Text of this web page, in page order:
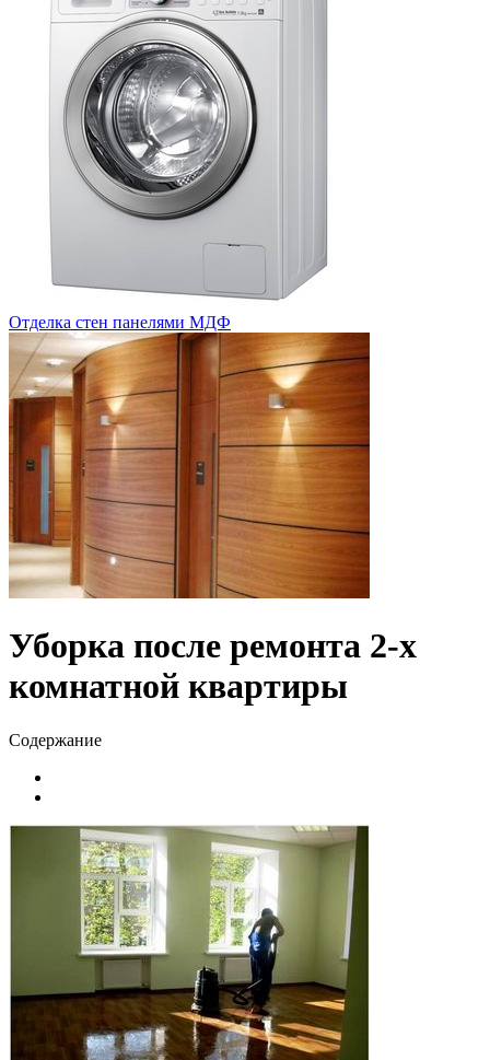
Отделка стен панелями МДФ
Уборка после ремонта 2-х
комнатной квартиры
Содержание